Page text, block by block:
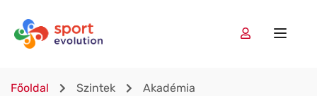
Főoldal Szintek Akadémia